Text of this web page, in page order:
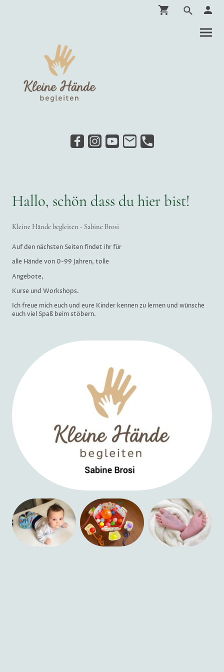
Hallo, schön dass du hier bist!
Kleine Hände begleiten - Sabine Brosi
Auf den nächsten Seiten findet ihr für
alle Hände von 0-99 Jahren, tolle
Angebote,
Kurse und Workshops.
Ich freue mich euch und eure Kinder kennen zu lernen und wünsche
euch viel Spaß beim stöbern.